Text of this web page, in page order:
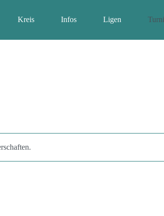
Kreis Infos Ligen